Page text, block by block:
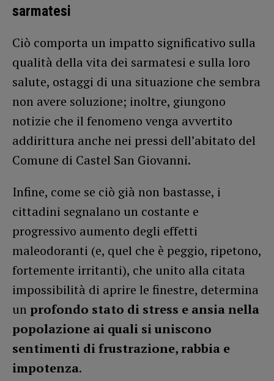
sarmatesi
Ciò comporta un impatto significativo sulla
qualità della vita dei sarmatesi e sulla loro
salute, ostaggi di una situazione che sembra
non avere soluzione; inoltre, giungono
notizie che il fenomeno venga avvertito
addirittura anche nei pressi dell’abitato del
Comune di Castel San Giovanni.
Infine, come se ciò già non bastasse, i
cittadini segnalano un costante e
progressivo aumento degli effetti
maleodoranti (e, quel che è peggio, ripetono,
fortemente irritanti), che unito alla citata
impossibilità di aprire le finestre, determina
un profondo stato di stress e ansia nella
popolazione ai quali si uniscono
sentimenti di frustrazione, rabbia e
impotenza.